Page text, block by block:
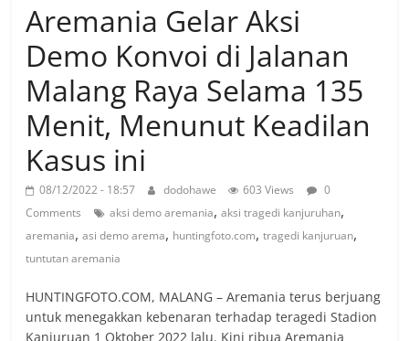
Aremania Gelar Aksi
Demo Konvoi di Jalanan
Malang Raya Selama 135
Menit, Menunut Keadilan
Kasus ini
08/12/2022 - 18:57 dodohawe 603 Views
0
Comments
aksi demo aremania,aksi tragedi kanjuruhan,
aremania,asi demo arema, huntingfoto.com,tragedi kanjuruan,
tuntutan aremania
HUNTINGFOTO.COM, MALANG – Aremania terus berjuang
untuk menegakkan kebenaran terhadap teragedi Stadion
Kanjuruan 1 Oktober 2022 lalu. Kini ribua Aremania